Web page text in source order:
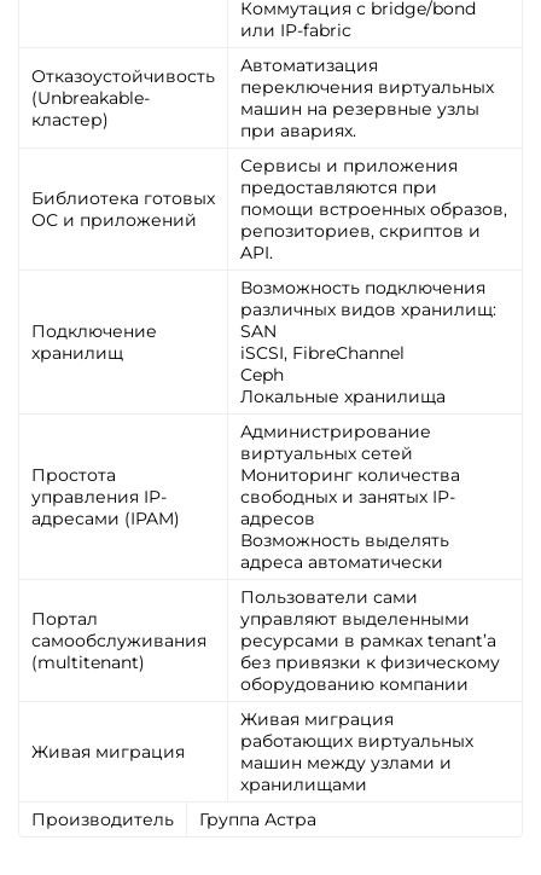
Коммутация с bridge/bond
или IP-fabric
Отказоустойчивость
(Unbreakable-
кластер)
Автоматизация
переключения виртуальных
машин на резервные узлы
при авариях.
Библиотека готовых
ОС и приложений
Сервисы и приложения
предоставляются при
помощи встроенных образов,
репозиториев, скриптов и
API.
Подключение
хранилищ
Возможность подключения
различных видов хранилищ:
SAN
iSCSI, FibreChannel
Ceph
Локальные хранилища
Простота
управления IP-
адресами (IPAM)
Администрирование
виртуальных сетей
Мониторинг количества
свободных и занятых IP-
адресов
Возможность выделять
адреса автоматически
Портал
самообслуживания
(multitenant)
Пользователи сами
управляют выделенными
ресурсами в рамках tenant’а
без привязки к физическому
оборудованию компании
Живая миграция
Живая миграция
работающих виртуальных
машин между узлами и
хранилищами
Производитель
Группа Астра